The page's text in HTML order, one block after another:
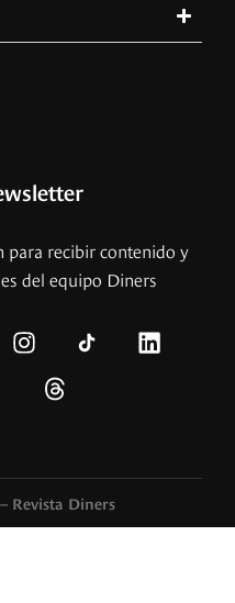
para recibir contenido y
del equipo Diners
Revista Diners